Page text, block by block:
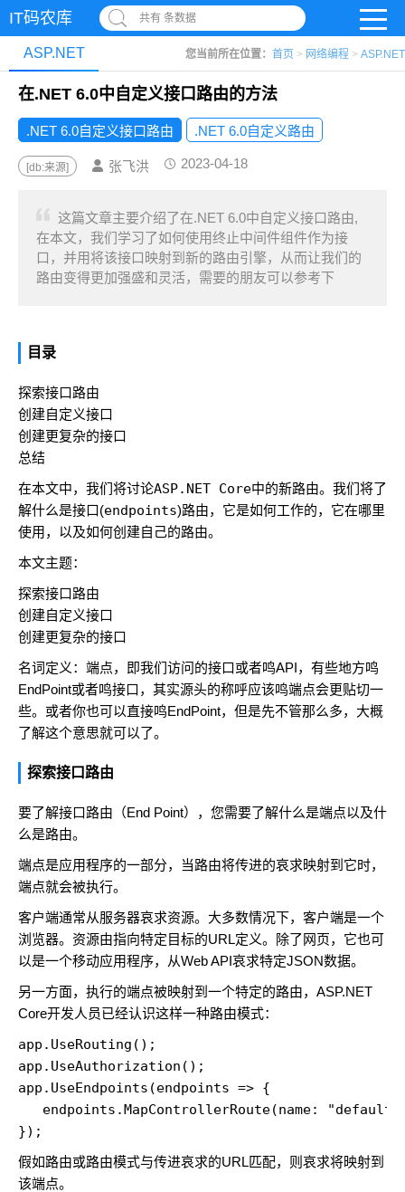
IT码农库 共有 条数据
您当前所在位置： 首页 > 网络编程 > ASP.NET
ASP.NET
在.NET 6.0中自定义接口路由的方法
.NET 6.0自定义接口路由 .NET 6.0自定义路由
[db:来源] 张飞洪 2023-04-18
这篇文章主要介绍了在.NET 6.0中自定义接口路由,
在本文，我们学习了如何使用终止中间件组件作为接
口，并用将该接口映射到新的路由引擎，从而让我们的
路由变得更加强盛和灵活，需要的朋友可以参考下
目录
探索接口路由
创建自定义接口
创建更复杂的接口
总结
在本文中，我们将讨论ASP.NET Core中的新路由。我们将了
解什么是接口(endpoints)路由，它是如何工作的，它在哪里
使用，以及如何创建自己的路由。
本文主题：
探索接口路由
创建自定义接口
创建更复杂的接口
名词定义：端点，即我们访问的接口或者鸣API，有些地方鸣
EndPoint或者鸣接口，其实源头的称呼应该鸣端点会更贴切一
些。或者你也可以直接鸣EndPoint，但是先不管那么多，大概
了解这个意思就可以了。
探索接口路由
要了解接口路由（End Point），您需要了解什么是端点以及什
么是路由。
端点是应用程序的一部分，当路由将传进的哀求映射到它时，
端点就会被执行。
客户端通常从服务器哀求资源。大多数情况下，客户端是一个
浏览器。资源由指向特定目标的URL定义。除了网页，它也可
以是一个移动应用程序，从Web API哀求特定JSON数据。
另一方面，执行的端点被映射到一个特定的路由，ASP.NET
Core开发人员已经认识这样一种路由模式：
app.UseRouting();
app.UseAuthorization();
app.UseEndpoints(endpoints => {
endpoints.MapControllerRoute(name:
});
假如路由或路由模式与传进哀求的URL匹配，则哀求将映射到
该端点。